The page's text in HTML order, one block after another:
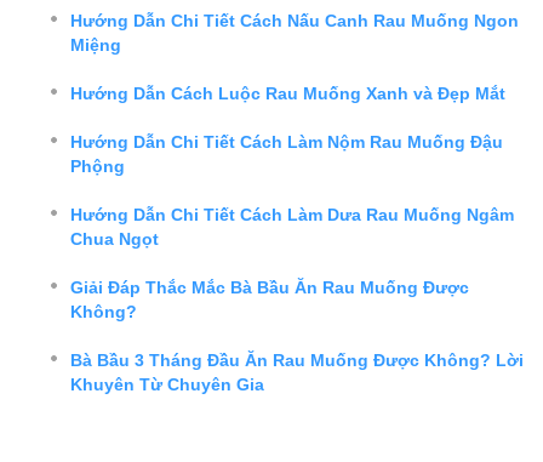
Hướng Dẫn Chi Tiết Cách Nấu Canh Rau Muống Ngon
Miệng
Hướng Dẫn Cách Luộc Rau Muống Xanh và Đẹp Mắt
Hướng Dẫn Chi Tiết Cách Làm Nộm Rau Muống Đậu
Phộng
Hướng Dẫn Chi Tiết Cách Làm Dưa Rau Muống Ngâm
Chua Ngọt
Giải Đáp Thắc Mắc Bà Bầu Ăn Rau Muống Được
Không?
Bà Bầu 3 Tháng Đầu Ăn Rau Muống Được Không? Lời
Khuyên Từ Chuyên Gia